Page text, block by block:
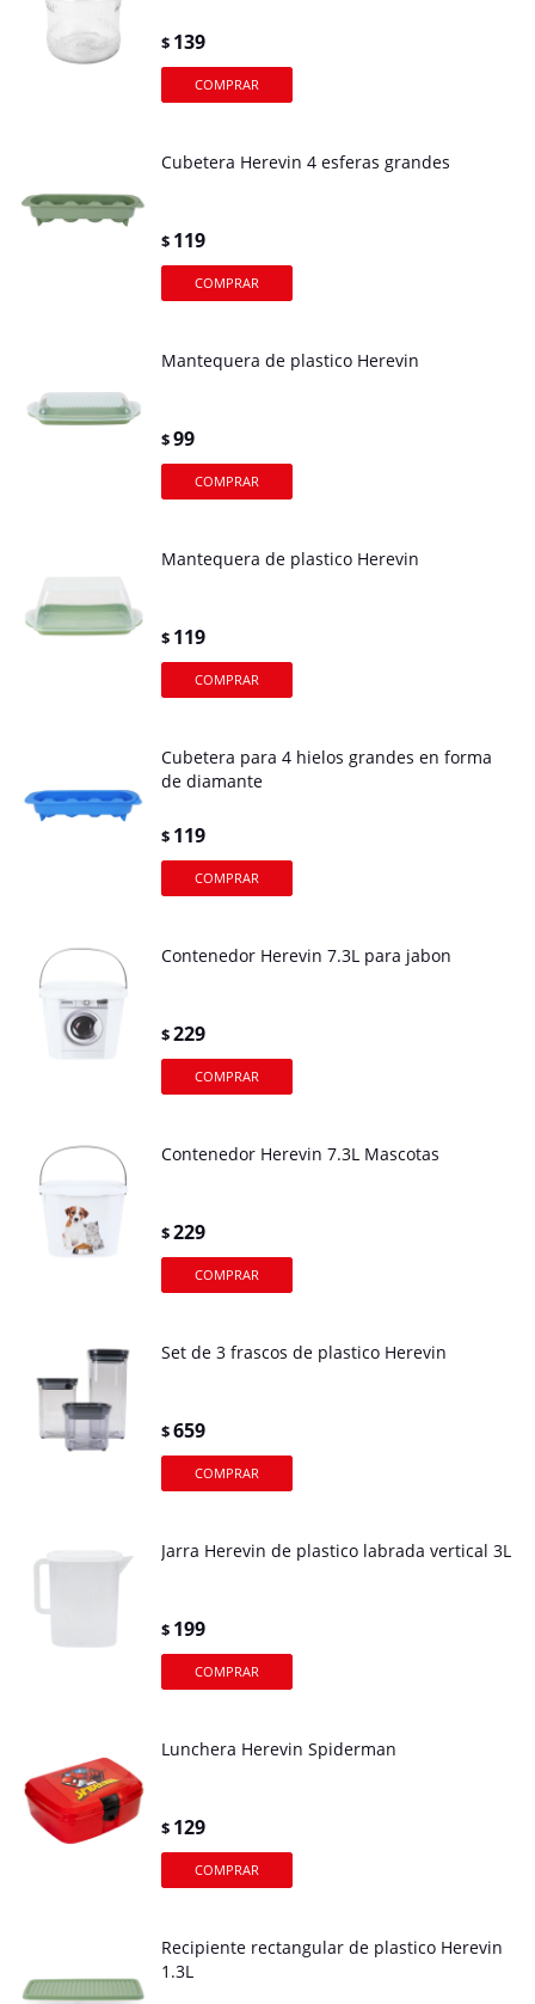
$ 139
Cubetera Herevin 4 esferas grandes
$ 119
Mantequera de plastico Herevin
$99
Mantequera de plastico Herevin
$ 119
Cubetera para 4 hielos grandes en forma
de diamante
$ 119
Contenedor Herevin 7.3L para jabon
$229
Contenedor Herevin 7.3L Mascotas
$229
Set de 3 frascos de plastico Herevin
$659
Jarra Herevin de plastico labrada vertical 3L
$ 199
Lunchera Herevin Spiderman
$ 129
Recipiente rectangular de plastico Herevin
1.3L